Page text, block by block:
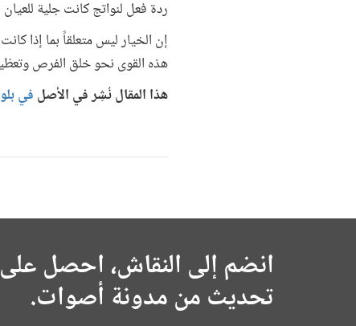
ردة فعل لنواتج كانت جلية
إن الخيار ليس متعلقاً بما إذا
هذه القوى نحو خلق الفرص
هذا المقال نُشِر في الأصل في
انضم إلى النقاش، احصل
تحديث من مدونة أصوات.